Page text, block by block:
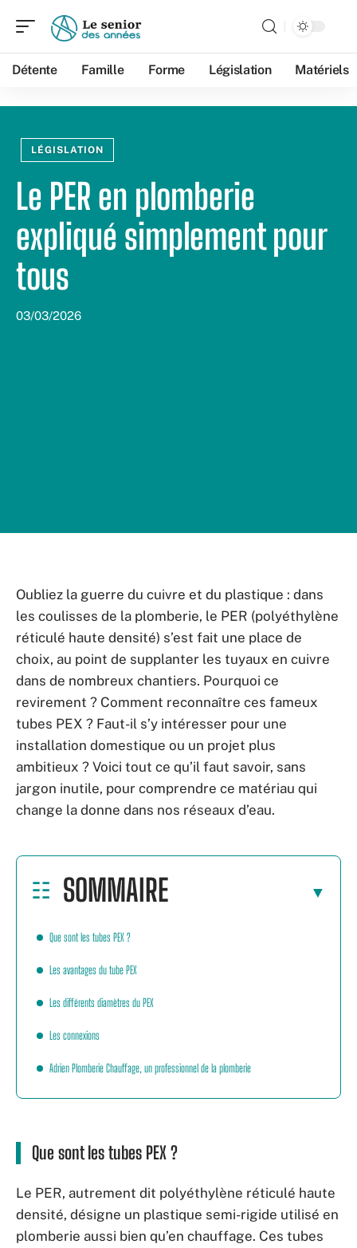
Détente Famille Forme Législation Matériels
LÉGISLATION
Le PER en plomberie
expliqué simplement pour
tous
03/03/2026
Oubliez la guerre du cuivre et du plastique : dans
les coulisses de la plomberie, le PER (polyéthylène
réticulé haute densité) s’est fait une place de
choix, au point de supplanter les tuyaux en cuivre
dans de nombreux chantiers. Pourquoi ce
revirement ? Comment reconnaître ces fameux
tubes PEX ? Faut-il s’y intéresser pour une
installation domestique ou un projet plus
ambitieux ? Voici tout ce qu’il faut savoir, sans
jargon inutile, pour comprendre ce matériau qui
change la donne dans nos réseaux d’eau.
SOMMAIRE
Que sont les tubes PEX ?
Les avantages du tube PEX
Les différents diamètres du PEX
Les connexions
Adrien Plomberie Chauffage, un professionnel de la plomberie
Que sont les tubes PEX ?
Le PER, autrement dit polyéthylène réticulé haute
densité, désigne un plastique semi-rigide utilisé en
plomberie aussi bien qu’en chauffage. Ces tubes